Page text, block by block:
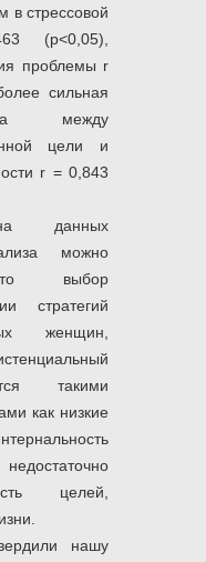
в стрессовой
(р<0,05),
проблемы r
сильная
между
цели и
r = 0,843
данных
можно
что выбор
стратегий
женщин,
такими
как низкие
целей,
нашу